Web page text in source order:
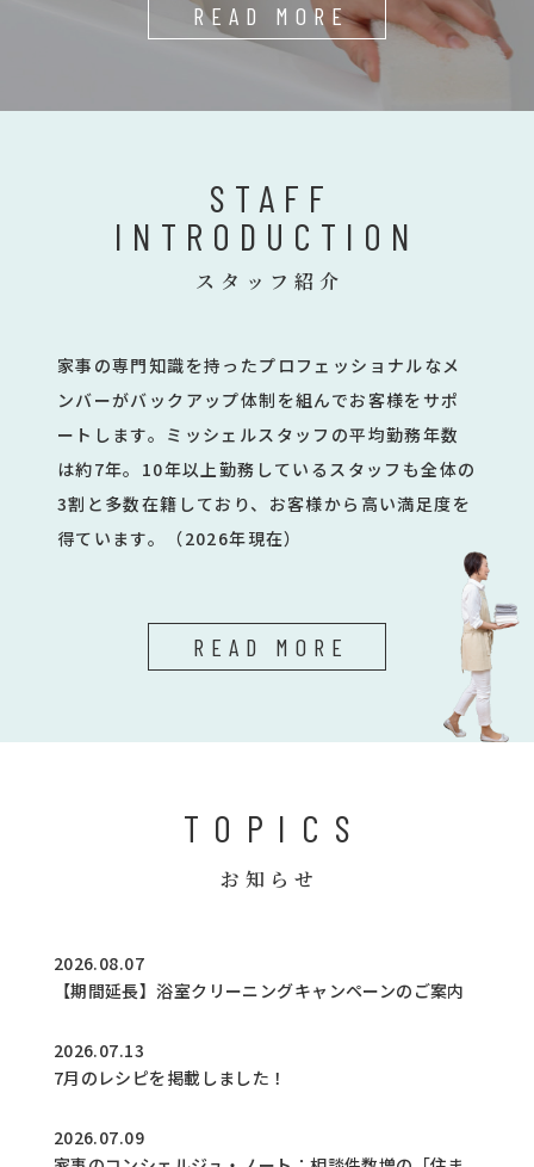
READ MORE
STAFF
INTRODUCTION
スタッフ紹介
家事の専門知識を持ったプロフェッショナルなメ
ンバーがバックアップ体制を組んでお客様をサポ
ートします。ミッシェルスタッフの平均勤務年数
は約7年。10年以上勤務しているスタッフも全体の
3割と多数在籍しており、お客様から高い満足度を
得ています。（2026年現在）
READ MORE
TOPICS
お知らせ
2026.08.07
【期間延長】浴室クリーニングキャンペーンのご案内
2026.07.13
7月のレシピを掲載しました！
2026.07.09